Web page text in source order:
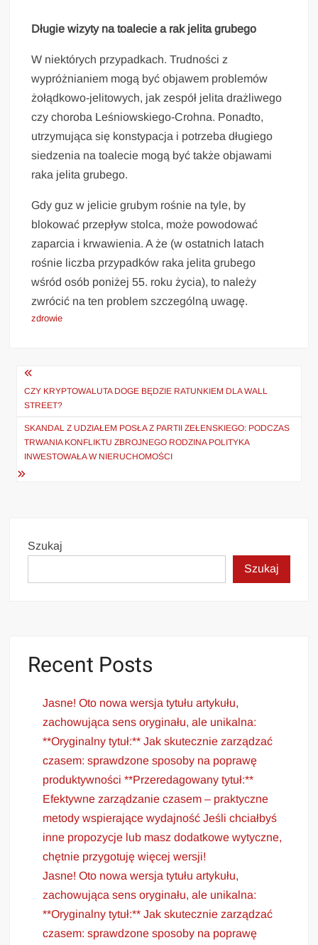
Długie wizyty na toalecie a rak jelita grubego
W niektórych przypadkach. Trudności z
wypróżnianiem mogą być objawem problemów
żołądkowo-jelitowych, jak zespół jelita drażliwego
czy choroba Leśniowskiego-Crohna. Ponadto,
utrzymująca się konstypacja i potrzeba długiego
siedzenia na toalecie mogą być także objawami
raka jelita grubego.
Gdy guz w jelicie grubym rośnie na tyle, by
blokować przepływ stolca, może powodować
zaparcia i krwawienia. A że (w ostatnich latach
rośnie liczba przypadków raka jelita grubego
wśród osób poniżej 55. roku życia), to należy
zwrócić na ten problem szczególną uwagę.
zdrowie
Nawigacja
wpisu
CZY KRYPTOWALUTA DOGE BĘDZIE RATUNKIEM DLA WALL
STREET?
SKANDAL Z UDZIAŁEM POSŁA Z PARTII ZEŁENSKIEGO: PODCZAS
TRWANIA KONFLIKTU ZBROJNEGO RODZINA POLITYKA
INWESTOWAŁA W NIERUCHOMOŚCI
Szukaj
Szukaj
Recent Posts
Jasne! Oto nowa wersja tytułu artykułu,
zachowująca sens oryginału, ale unikalna:
**Oryginalny tytuł:** Jak skutecznie zarządzać
czasem: sprawdzone sposoby na poprawę
produktywności **Przeredagowany tytuł:**
Efektywne zarządzanie czasem – praktyczne
metody wspierające wydajność Jeśli chciałbyś
inne propozycje lub masz dodatkowe wytyczne,
chętnie przygotuję więcej wersji!
Jasne! Oto nowa wersja tytułu artykułu,
zachowująca sens oryginału, ale unikalna:
**Oryginalny tytuł:** Jak skutecznie zarządzać
czasem: sprawdzone sposoby na poprawę